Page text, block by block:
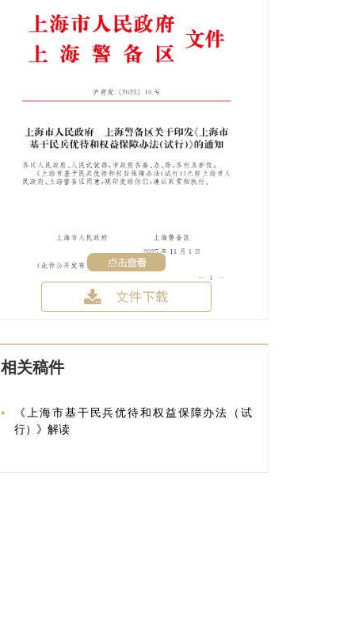
相关稿件
《上海市基干民兵优待和权益保障办法（试
行）》解读